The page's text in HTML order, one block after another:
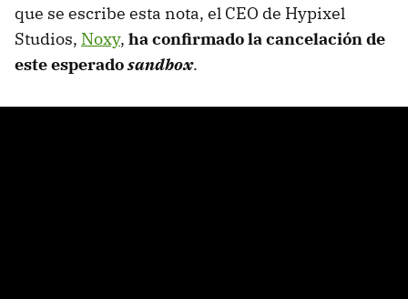
que se escribe esta nota, el CEO de Hypixel
Studios, Noxy, ha confirmado la cancelación de
este esperadosandbox.